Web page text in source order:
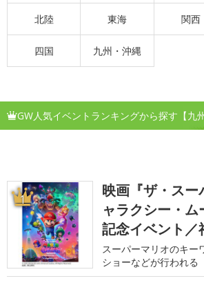
北陸 東海 関西
四国 九州・沖縄
GW人気イベントランキングから探す【九
1
映画『ザ・ス
ャラクシー・
記念イベント／
スーパーマリオのキー
ショーなどが行われる